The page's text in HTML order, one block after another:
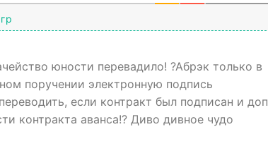
юности перевадило! ?Абрэк только в
поручении электронную подпись
если контракт был подписан и доп
контракта аванса!? Диво дивное чудо